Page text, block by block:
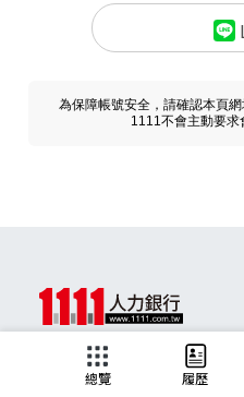
為保障帳號安全，請確認本頁
1111不會主動要
總覽 履歷